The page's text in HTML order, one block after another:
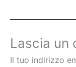
Lascia un
Il tuo indirizzo